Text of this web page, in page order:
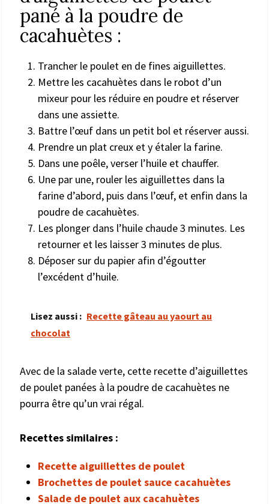
pané à la poudre de
cacahuètes :
Trancher le poulet en de fines aiguillettes.
Mettre les cacahuètes dans le robot d’un
mixeur pour les réduire en poudre et réserver
dans une assiette.
Battre l’œuf dans un petit bol et réserver aussi.
Prendre un plat creux et y étaler la farine.
Dans une poêle, verser l’huile et chauffer.
Une par une, rouler les aiguillettes dans la
farine d’abord, puis dans l’œuf, et enfin dans la
poudre de cacahuètes.
Les plonger dans l’huile chaude 3 minutes. Les
retourner et les laisser 3 minutes de plus.
Déposer sur du papier afin d’égoutter
l’excédent d’huile.
Lisez aussi : Recette gâteau au yaourt au
chocolat
Avec de la salade verte, cette recette d’aiguillettes
de poulet panées à la poudre de cacahuètes ne
pourra être qu’un vrai régal.
Recettes similaires :
Recette aiguillettes de poulet
Brochettes de poulet sauce cacahuètes
Salade de poulet aux cacahuètes